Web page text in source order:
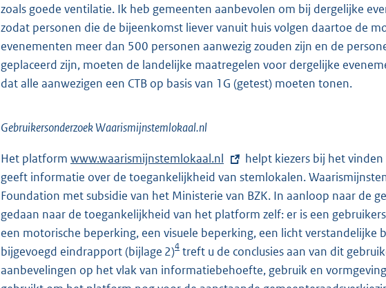
zoals goede ventilatie. Ik heb gemeenten aanbevolen om bij dergelijke
zodat personen die de bijeenkomst liever vanuit huis volgen daartoe de
evenementen meer dan 500 personen aanwezig zouden zijn en de
geplaceerd zijn, moeten de landelijke maatregelen voor dergelijke
dat alle aanwezigen een CTB op basis van 1G (getest) moeten tonen.
Gebruikersonderzoek Waarismijnstemlokaal.nl
Het platform E
x
t
e
r
n
e
www.waarismijnstemlokaal.nl
helpt kiezers bij het
geeft informatie over de toegankelijkheid van stemlokalen.
Foundation met subsidie van het Ministerie van BZK. In aanloop naar de
gedaan naar de toegankelijkheid van het platform zelf: er is een
een motorische beperking, een visuele beperking, een licht verstandelijke
bijgevoegd eindrapport (bijlage 2)4 treft u de conclusies aan van dit
aanbevelingen op het vlak van informatiebehoefte, gebruik en